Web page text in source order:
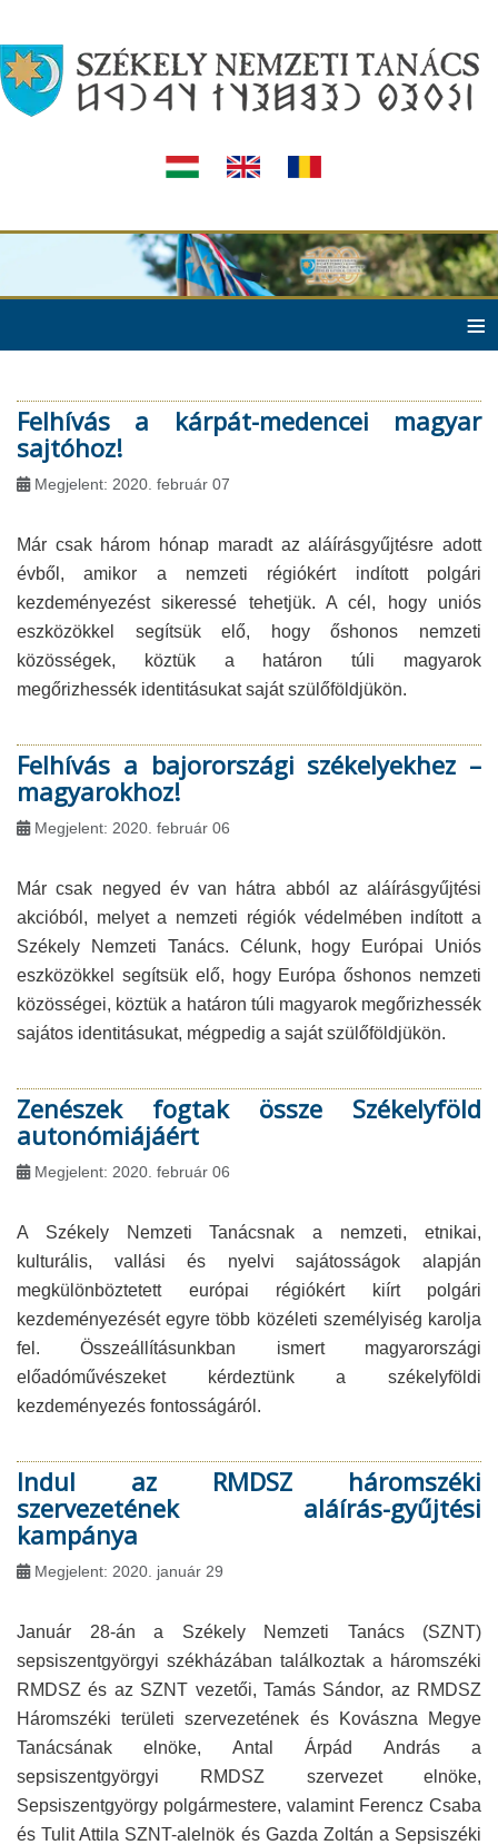
≡
Felhívás a kárpát-medencei magyar
sajtóhoz!
Megjelent: 2020. február 07
Már csak három hónap maradt az aláírásgyűjtésre adott
évből, amikor a nemzeti régiókért indított polgári
kezdeményezést sikeressé tehetjük. A cél, hogy uniós
eszközökkel segítsük elő, hogy őshonos nemzeti
közösségek, köztük a határon túli magyarok
megőrizhessék identitásukat saját szülőföldjükön.
Felhívás a bajorországi székelyekhez –
magyarokhoz!
Megjelent: 2020. február 06
Már csak negyed év van hátra abból az aláírásgyűjtési
akcióból, melyet a nemzeti régiók védelmében indított a
Székely Nemzeti Tanács. Célunk, hogy Európai Uniós
eszközökkel segítsük elő, hogy Európa őshonos nemzeti
közösségei, köztük a határon túli magyarok megőrizhessék
sajátos identitásukat, mégpedig a saját szülőföldjükön.
Zenészek fogtak össze Székelyföld
autonómiájáért
Megjelent: 2020. február 06
A Székely Nemzeti Tanácsnak a nemzeti, etnikai,
kulturális, vallási és nyelvi sajátosságok alapján
megkülönböztetett európai régiókért kiírt polgári
kezdeményezését egyre több közéleti személyiség karolja
fel. Összeállításunkban ismert magyarországi
előadóművészeket kérdeztünk a székelyföldi
kezdeményezés fontosságáról.
Indul az RMDSZ háromszéki
szervezetének aláírás-gyűjtési
kampánya
Megjelent: 2020. január 29
Január 28-án a Székely Nemzeti Tanács (SZNT)
sepsiszentgyörgyi székházában találkoztak a háromszéki
RMDSZ és az SZNT vezetői, Tamás Sándor, az RMDSZ
Háromszéki területi szervezetének és Kovászna Megye
Tanácsának elnöke, Antal Árpád András a
sepsiszentgyörgyi RMDSZ szervezet elnöke,
Sepsiszentgyörgy polgármestere, valamint Ferencz Csaba
és Tulit Attila SZNT-alelnök és Gazda Zoltán a Sepsiszéki